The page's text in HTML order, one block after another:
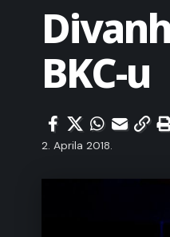
BKC-u
2. Aprila 2018.